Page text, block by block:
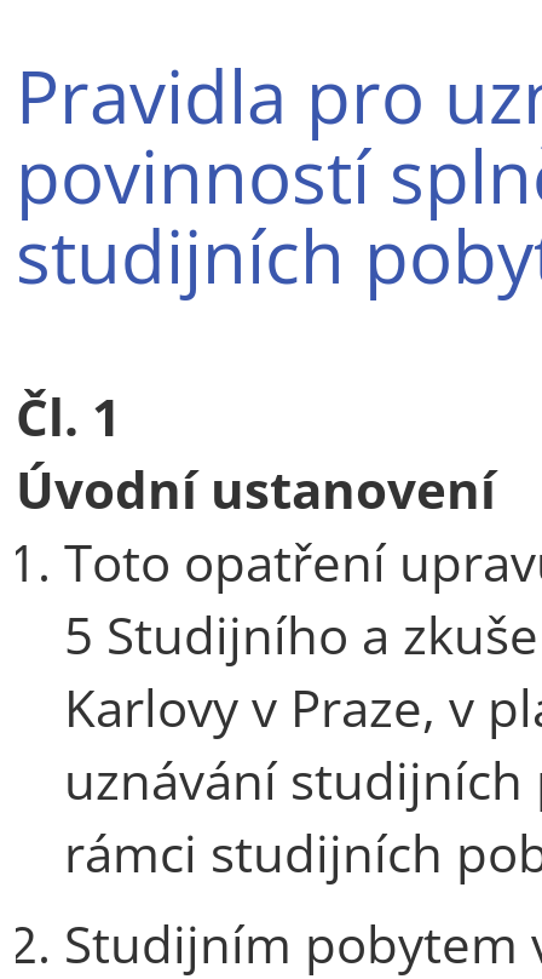
Pravidla pro
povinností
studijních
Čl. 1
Úvodní ustanovení
Toto opatření
5 Studijního a
Karlovy v Praze, v
uznávání
rámci studijních
Studijním pobytem